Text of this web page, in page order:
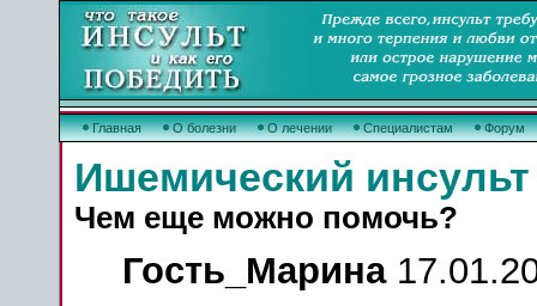
Главная О болезни О лечении Специалистам Форум
Ишемический инсульт
Чем еще можно помочь?
Гость_Марина